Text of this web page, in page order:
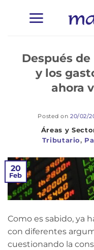
Tributario,
Después
y los
ahora
Posted on20/02/
20
Feb
Como es sabido, ya
con diferentes
cuestionando la